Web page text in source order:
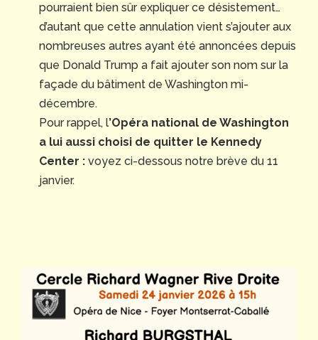
pourraient bien sûr expliquer ce désistement…
d’autant que cette annulation vient s’ajouter aux
nombreuses autres ayant été annoncées depuis
que Donald Trump a fait ajouter son nom sur la
façade du bâtiment de Washington mi-
décembre.
Pour rappel, l’Opéra national de Washington
a lui aussi choisi de quitter le Kennedy
Center : voyez ci-dessous notre brève du 11
janvier.